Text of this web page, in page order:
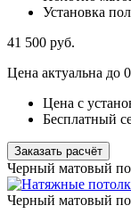
Установка
41 500 руб.
Цена актуальна до
Цена с
Бесплатный
Заказать расчёт
Черный матовый
Черный матовый